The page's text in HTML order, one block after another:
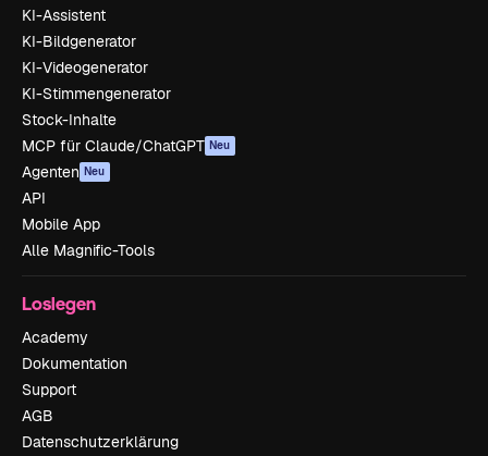
KI-Assistent
KI-Bildgenerator
KI-Videogenerator
KI-Stimmengenerator
Stock-Inhalte
MCP für Claude/ChatGPT Neu
Agenten Neu
API
Mobile App
Alle Magnific-Tools
Loslegen
Academy
Dokumentation
Support
AGB
Datenschutzerklärung